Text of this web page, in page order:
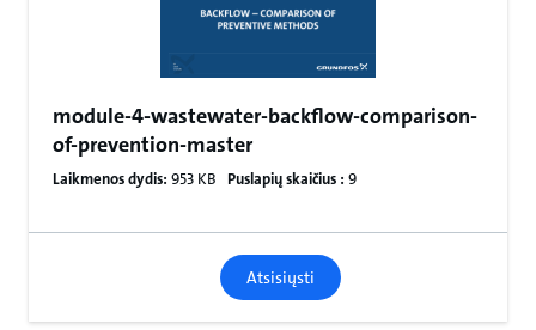
module-4-wastewater-backflow-comparison-
of-prevention-master
Laikmenos dydis: 953 KB Puslapių skaičius : 9
Atsisiųsti